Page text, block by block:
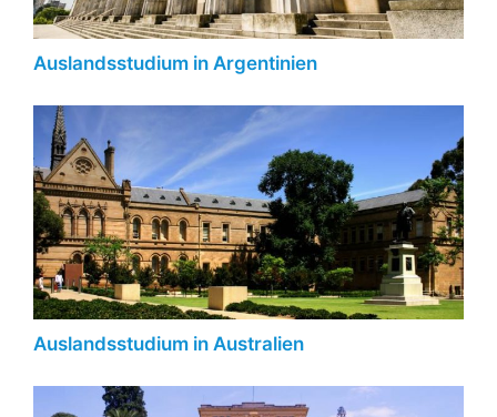
Auslandsstudium in Argentinien
Auslandsstudium in Australien